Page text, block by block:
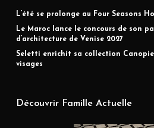
L’été se prolonge au Four Seasons
Le Maroc lance le concours de son
d’architecture de Venise 2027
Seletti enrichit sa collection Canopie
visages
Découvrir Famille Actuelle